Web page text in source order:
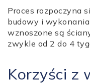
Proces rozpoczyna
budowy i
wznoszone są
zwykle od 2 do 4
Korzyści z